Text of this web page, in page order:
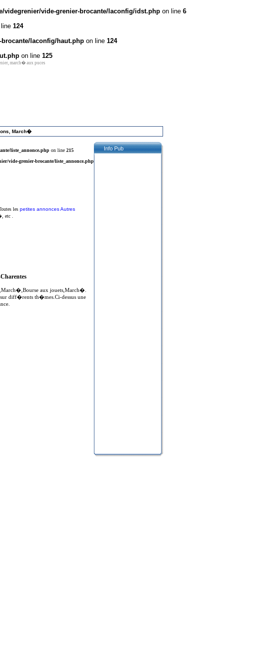
videgrenier/vide-grenier-brocante/laconfig/idst.php on line 6
124
laconfig/haut.php on line 124
on line 125
march� aux puces
March�
liste_annonce.phpon line 215
vide-grenier-brocante/liste_annonce.php
les petites annonces Autres
etc .
aux jouets,March�.
diff�rents th�mes.Ci-dessus une
Info Pub